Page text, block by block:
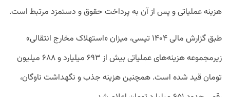
هزینه عملیاتی و پس از آن به پرداخت حقوق و دستمزد مرتبط است.
طبق گزارش مالی ۱۴۰۴ تپسی،‌ میزان «استهلاک مخارج انتقالی»
زیرمجموعه هزینه‌های عملیاتی بیش از ۶۹۳ میلیارد و ۶۸۸ میلیون
تومان قید شده است. همچنین هزینه جذب و نگهداشت ناوگان،‌